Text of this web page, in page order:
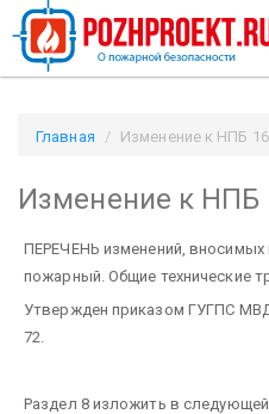
Главная Изменение к НПБ
Изменение к НПБ
ПЕРЕЧЕНЬ изменений,
пожарный. Общие технические
Утвержден приказом ГУГПС
72.
Раздел 8 изложить в